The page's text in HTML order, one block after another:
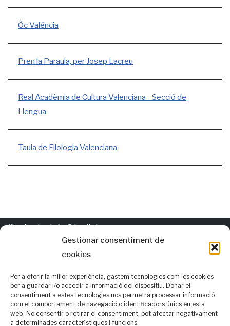
Gestionar consentiment de
cookies
Per a oferir la millor experiència, gastem tecnologies com les cookies
per a guardar i/o accedir a informació del dispositiu. Donar el
consentiment a estes tecnologies nos permetrà processar informació
com el comportament de navegació o identificadors únics en esta
web. No consentir o retirar el consentiment, pot afectar negativament
a determinades característiques i funcions.
Òc Valéncia
Pren la Paraula, per Josep Lacreu
Real Acadèmia de Cultura Valenciana - Secció de
Llengua
Taula de Filologia Valenciana
Contacte:info@trellat.org
cookies
Els autors d'esta pàgina gasten per al valencià les normatives
AVL i RACV i, també, opcions alternatives que consideren que
podrien ser de consens
Seguix-nos en: